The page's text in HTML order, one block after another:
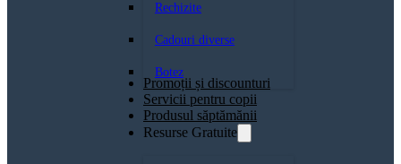
Rechizite
Cadouri diverse
Botez
Promoții și discounturi
Servicii pentru copii
Produsul săptămănii
Resurse Gratuite